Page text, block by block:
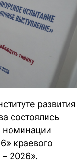
развития
состоялись
номинации
краевого
– 2026».